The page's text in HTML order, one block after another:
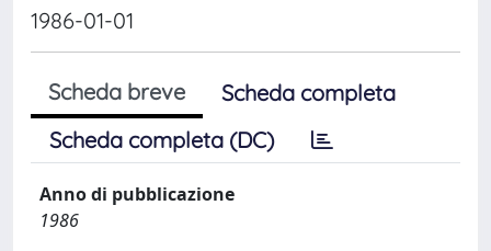
1986-01-01
Scheda breve
Scheda completa
Scheda completa (DC)
Anno di pubblicazione
1986